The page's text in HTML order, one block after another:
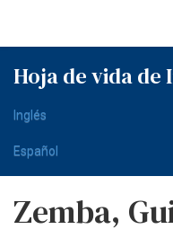
Hoja de vida de
Inglés
Español
Zemba,